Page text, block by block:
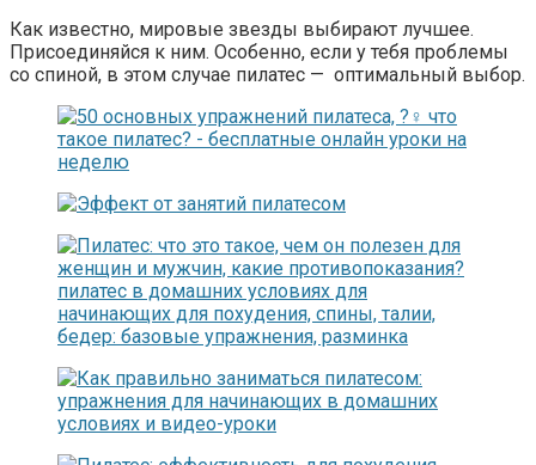
Как известно, мировые звезды выбирают лучшее.
Присоединяйся к ним. Особенно, если у тебя проблемы
со спиной, в этом случае пилатес — оптимальный выбор.